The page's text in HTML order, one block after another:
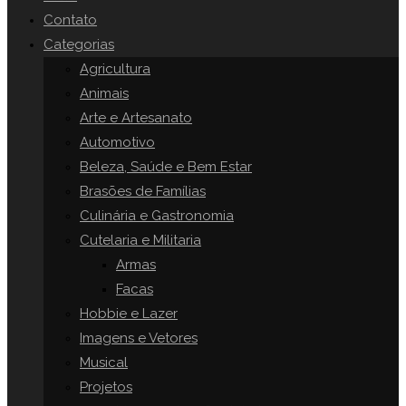
Contato
Categorias
Agricultura
Animais
Arte e Artesanato
Automotivo
Beleza, Saúde e Bem Estar
Brasões de Famílias
Culinária e Gastronomia
Cutelaria e Militaria
Armas
Facas
Hobbie e Lazer
Imagens e Vetores
Musical
Projetos